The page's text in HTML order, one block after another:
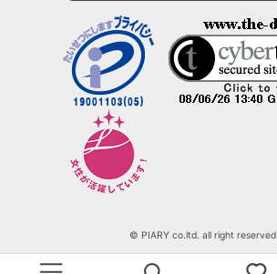
© PIARY co.ltd. all right reserved.